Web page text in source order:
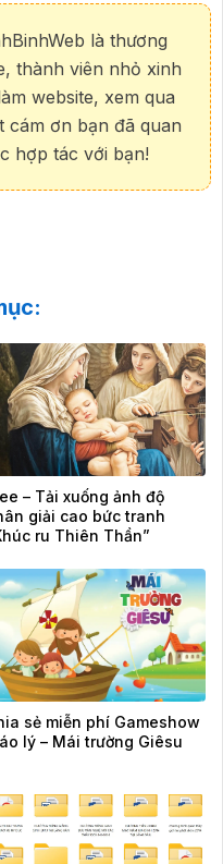
là thương
thành viên nhỏ xinh
website, xem qua
cám ơn bạn đã quan
hợp tác với bạn!
– Tải xuống ảnh độ
giải cao bức tranh
ru Thiên Thần”
sẻ miễn phí Gameshow
lý – Mái trường Giêsu